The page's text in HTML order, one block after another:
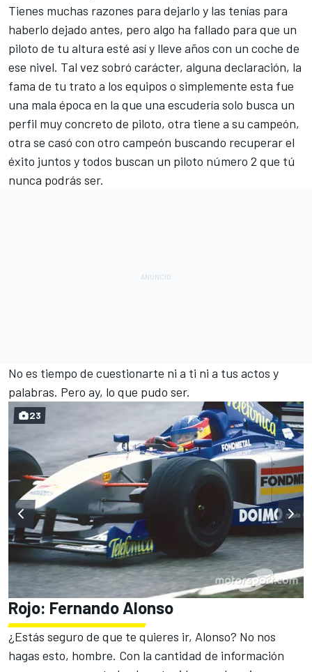
Tienes muchas razones para dejarlo y las tenías para
haberlo dejado antes, pero algo ha fallado para que un
piloto de tu altura esté así y lleve años con un coche de
ese nivel. Tal vez sobró carácter, alguna declaración, la
fama de tu trato a los equipos o simplemente esta fue
una mala época en la que una escudería solo busca un
perfil muy concreto de piloto, otra tiene a su campeón,
otra se casó con otro campeón buscando recuperar el
éxito juntos y todos buscan un piloto número 2 que tú
nunca podrás ser.
No es tiempo de cuestionarte ni a ti ni a tus actos y
palabras. Pero ay, lo que pudo ser.
23
Rojo: Fernando Alonso
¿Estás seguro de que te quieres ir, Alonso? No nos
hagas esto, hombre. Con la cantidad de información